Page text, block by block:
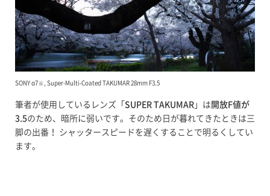
SONY α7ⅱ, Super-Multi-Coated TAKUMAR 28mm F3.5
筆者が使用しているレンズ「 SUPER TAKUMAR 」は 開放F値が
3.5のため、暗所に弱いです。そのため日が暮れてきたときは三
脚の出番！ シャッタースピードを遅くすることで明るくしてい
ます。